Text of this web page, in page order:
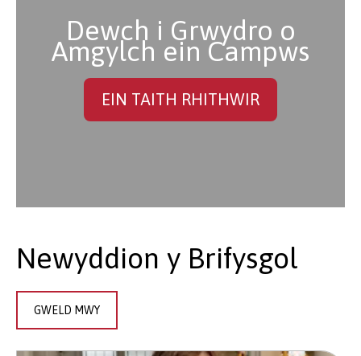
Dewch i Grwydro o
Amgylch ein Campws
EIN TAITH RHITHWIR
Newyddion y Brifysgol
GWELD MWY